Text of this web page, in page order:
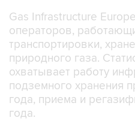
Gas Infrastructure
операторов,
транспортировки,
природного газа.
охватывает работу
подземного хранения
года, приема и
года.